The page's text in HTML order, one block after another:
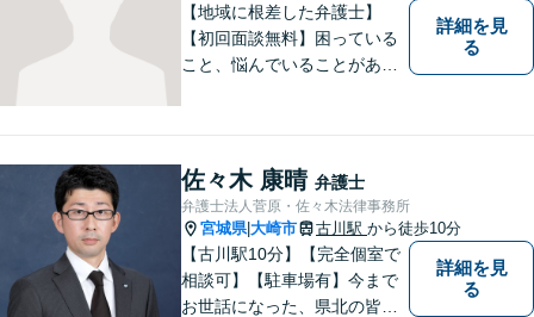
【地域に根差した弁護士】
【初回面談無料】困っている
こと、悩んでいることがあっ
まず弁護士に相談してみてく
ださい。離婚問題／借金問題
／交通事故／刑事事件など、
幅広く対応。【夜間／休日対
応可能】
詳細を見
る
佐々木 康晴 弁護士
弁護士法人菅原・佐々木法律事務所
宮城県|大崎市 古川駅 から徒歩10分
【古川駅10分】【完全個室で
相談可】【駐車場有】今まで
お世話になった、県北の皆さ
詳細を見
る